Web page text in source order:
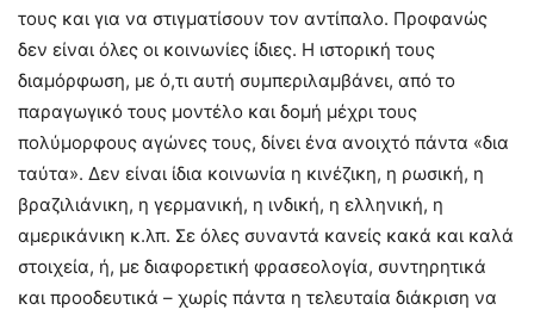
τους και για να στιγματίσουν τον αντίπαλο. Προφανώς
δεν είναι όλες οι κοινωνίες ίδιες. Η ιστορική τους
διαμόρφωση, με ό,τι αυτή συμπεριλαμβάνει, από το
παραγωγικό τους μοντέλο και δομή μέχρι τους
πολύμορφους αγώνες τους, δίνει ένα ανοιχτό πάντα «δια
ταύτα». Δεν είναι ίδια κοινωνία η κινέζικη, η ρωσική, η
βραζιλιάνικη, η γερμανική, η ινδική, η ελληνική, η
αμερικάνικη κ.λπ. Σε όλες συναντά κανείς κακά και καλά
στοιχεία, ή, με διαφορετική φρασεολογία, συντηρητικά
και προοδευτικά – χωρίς πάντα η τελευταία διάκριση να